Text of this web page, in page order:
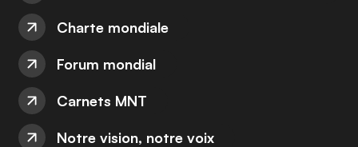
Charte mondiale
Forum mondial
Carnets MNT
Notre vision, notre voix